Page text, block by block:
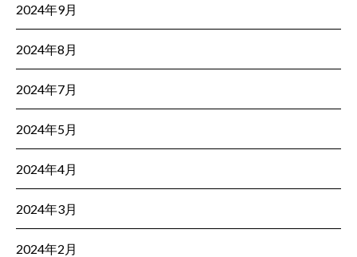
2024年9月
2024年8月
2024年7月
2024年5月
2024年4月
2024年3月
2024年2月